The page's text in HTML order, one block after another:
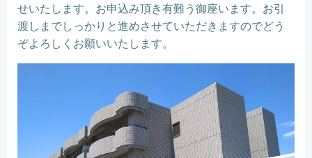
せいたします。お申込み頂き有難う御座います。お引
渡しまでしっかりと進めさせていただきますのでどう
ぞよろしくお願いいたします。